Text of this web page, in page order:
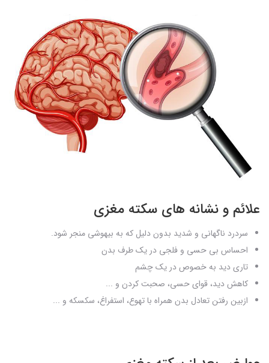
علائم و نشانه های سکته مغزی
سردرد ناگهانی و شدید بدون دلیل که به بیهوشی منجر شود.
احساس بی حسی و فلجی در یک طرف بدن
تاری دید به خصوص در یک چشم
کاهش دید، قوای حسی، صحبت کردن و ...
ازبین رفتن تعادل بدن همراه با تهوع، استفراغ، سکسکه و ...